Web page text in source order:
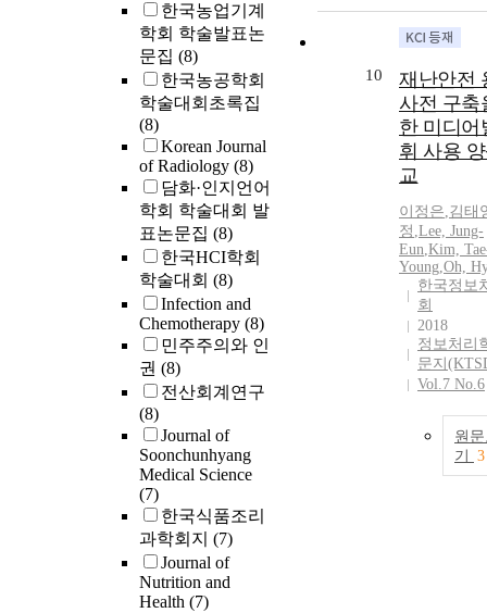
한국농업기계
학회 학술발표논
문집 (8)
한국농공학회
학술대회초록집
(8)
Korean Journal
of Radiology (8)
담화·인지언어
학회 학술대회 발
표논문집 (8)
한국HCI학회
학술대회 (8)
Infection and
Chemotherapy (8)
민주주의와 인
권 (8)
전산회계연구
(8)
Journal of
Soonchunhyang
Medical Science
(7)
한국식품조리
과학회지 (7)
Journal of
Nutrition and
Health (7)
pressure was
fine
± 0.01m h-1),
reflecting the
in pore size
expansion of
more Ks in the
soils
peat or
than other
Those
that perlite
ash in bed-
an important
but
soils may
10
재난안전
사전 구축
한 미디어
휘 사용
교
이정은,김태
정 ,Lee, Jung-
Eun,Kim,
Young,Oh,
한국정보
회
2018
정보처리
문지
Vol.7 No.6
원
기
3